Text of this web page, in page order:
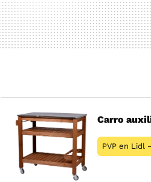
Carro
PVP en Lidl